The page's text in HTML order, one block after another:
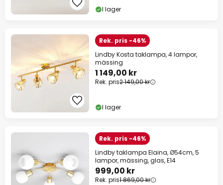
I lager
Rek. pris -46%
Lindby Kosta taklampa, 4 lampor,
mässing
1 149,00 kr
Rek. pris2 149,00 kr
I lager
Rek. pris -46%
Lindby taklampa Elaina, Ø54cm, 5
lampor, mässing, glas, E14
999,00 kr
Rek. pris1 869,00 kr